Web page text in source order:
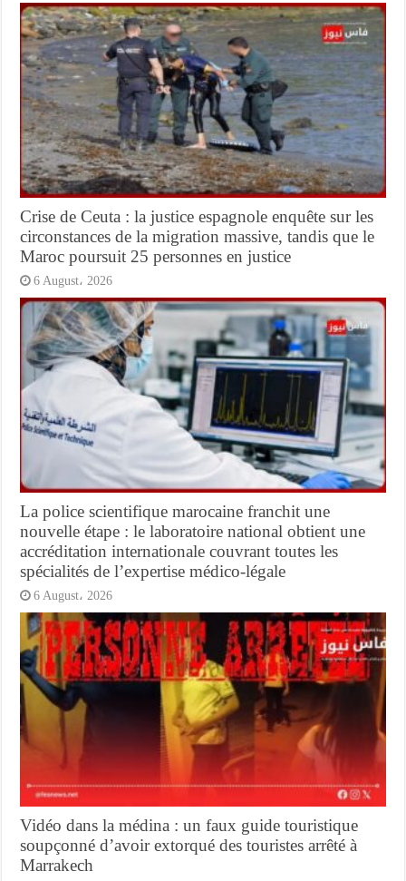
Crise de Ceuta : la justice espagnole enquête sur les
circonstances de la migration massive, tandis que le
Maroc poursuit 25 personnes en justice
6 August، 2026
La police scientifique marocaine franchit une
nouvelle étape : le laboratoire national obtient une
accréditation internationale couvrant toutes les
spécialités de l’expertise médico-légale
6 August، 2026
Vidéo dans la médina : un faux guide touristique
soupçonné d’avoir extorqué des touristes arrêté à
Marrakech